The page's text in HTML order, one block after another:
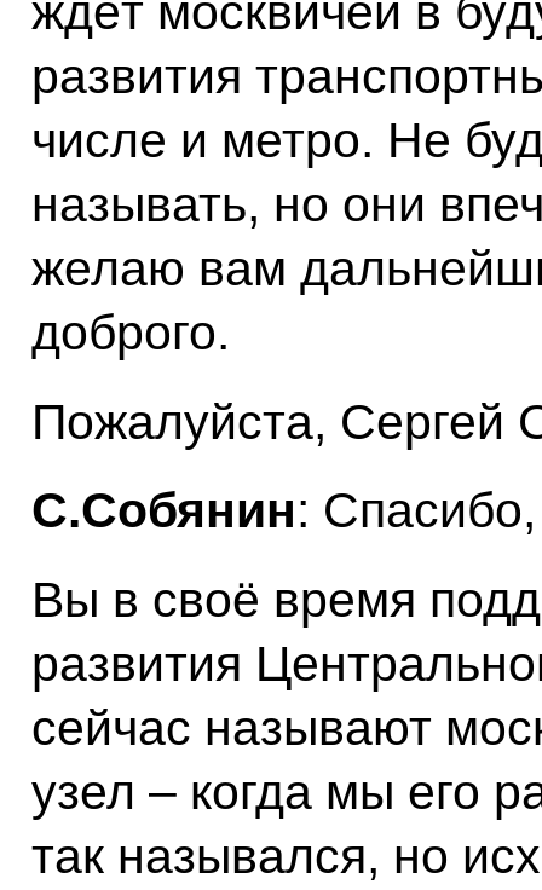
ждёт москвичей в
развития
числе и метро. Не
называть, но они
желаю вам
доброго.
Пожалуйста, Сергей
С.Собянин:
Вы в своё время
развития
сейчас называют
узел – когда мы его
так назывался, но